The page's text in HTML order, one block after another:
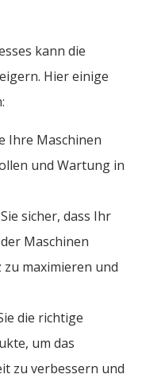
kann die
Hier einige
Ihre Maschinen
und Wartung in
sicher, dass Ihr
Maschinen
zu maximieren und
die richtige
um das
zu verbessern und